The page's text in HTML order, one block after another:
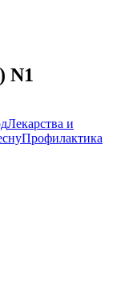
N1
Лекарства и
Профилактика